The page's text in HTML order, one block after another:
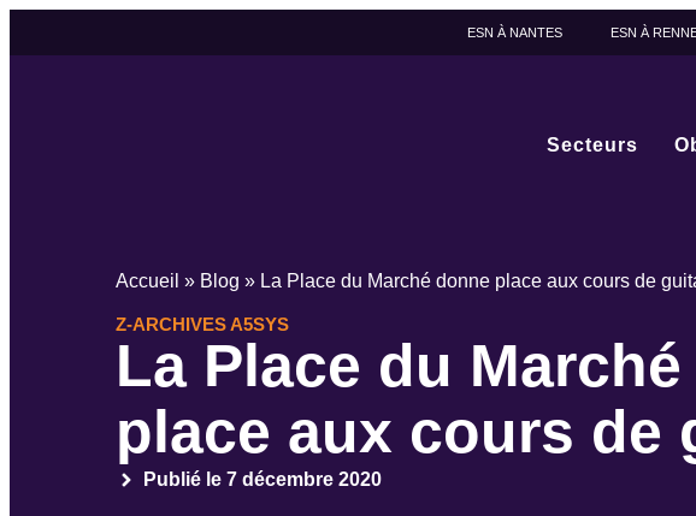
ESN À NANTES ESN À
Secteurs
Accueil » Blog » La Place du Marché donne place aux cours de
Z-ARCHIVES A5SYS
La Place du
place aux cours de
Publié le 7 décembre 2020